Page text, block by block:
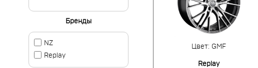
Цвет: GMF
Replay
Бренды
NZ
Replay